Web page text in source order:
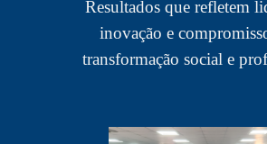
Resultados que refletem
inovação e
transformação social e